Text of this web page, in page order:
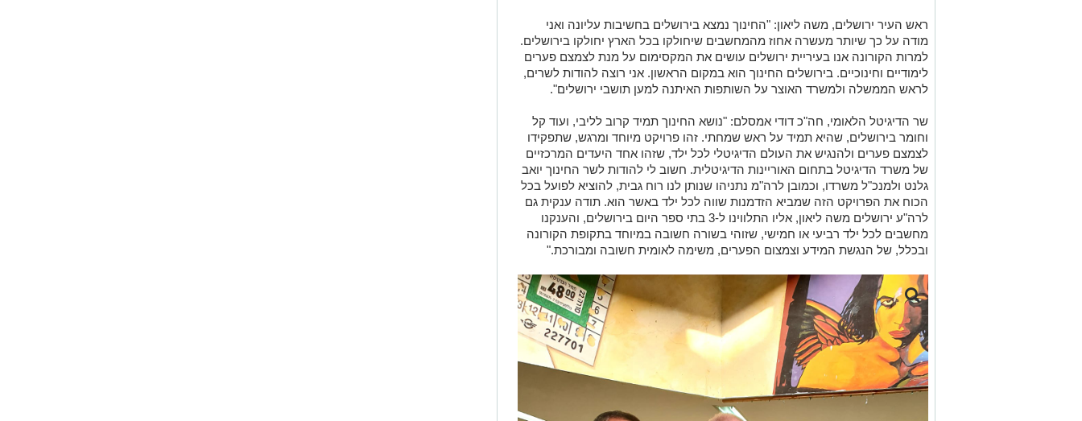
ראש העיר ירושלים, משה ליאון: "החינוך נמצא בירושלים בחשיבות עליונה ואני
מודה על כך שיותר מעשרה אחוז מהמחשבים שיחולקו בכל הארץ יחולקו בירושלים.
למרות הקורונה אנו בעיריית ירושלים עושים את המקסימום על מנת לצמצם פערים
לימודיים וחינוכיים. בירושלים החינוך הוא במקום הראשון. אני רוצה להודות לשרים,
לראש הממשלה ולמשרד האוצר על השותפות האיתנה למען תושבי ירושלים".
שר הדיגיטל הלאומי, חה"כ דודי אמסלם: "נושא החינוך תמיד קרוב לליבי, ועוד קל
וחומר בירושלים, שהיא תמיד על ראש שמחתי. זהו פרויקט מיוחד ומרגש, שתפקידו
לצמצם פערים ולהנגיש את העולם הדיגיטלי לכל ילד, שזהו אחד היעדים המרכזיים
של משרד הדיגיטל בתחום האוריינות הדיגיטלית. חשוב לי להודות לשר החינוך יואב
גלנט ולמנכ"ל משרדו, וכמובן לרה"מ נתניהו שנותן לנו רוח גבית, להוציא לפועל בכל
הכוח את הפרויקט הזה שמביא הזדמנות שווה לכל ילד באשר הוא. תודה ענקית גם
לרה"ע ירושלים משה ליאון, אליו התלווינו ל-3 בתי ספר היום בירושלים, והענקנו
מחשבים לכל ילד רביעי או חמישי, שזוהי בשורה חשובה במיוחד בתקופת הקורונה
ובכלל, של הנגשת המידע וצמצום הפערים, משימה לאומית חשובה ומבורכת."